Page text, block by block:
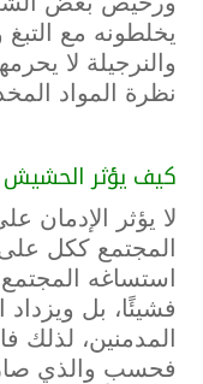
يخلطونه مع التبغ
والنرجيلة لا
نظرة المواد
كيف يؤثر
لا يؤثر الإدمان
المجتمع ككل
استساغه
فشيئًا، بل ويزداد
المدمنين،
فحسب والذي صار